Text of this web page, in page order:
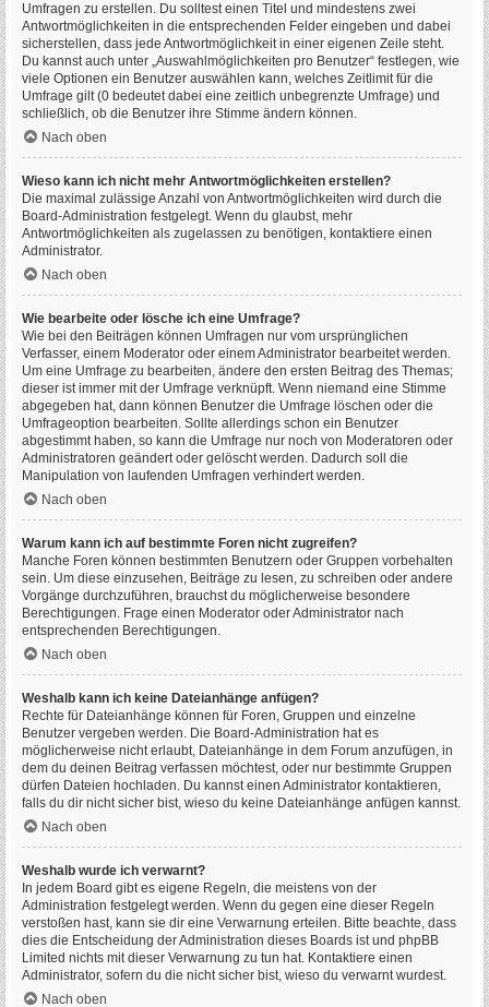
Umfragen zu erstellen. Du solltest einen Titel und mindestens zwei
Antwortmöglichkeiten in die entsprechenden Felder eingeben und dabei
sicherstellen, dass jede Antwortmöglichkeit in einer eigenen Zeile steht.
Du kannst auch unter „Auswahlmöglichkeiten pro Benutzer“ festlegen, wie
viele Optionen ein Benutzer auswählen kann, welches Zeitlimit für die
Umfrage gilt (0 bedeutet dabei eine zeitlich unbegrenzte Umfrage) und
schließlich, ob die Benutzer ihre Stimme ändern können.
Nach oben
Wieso kann ich nicht mehr Antwortmöglichkeiten erstellen?
Die maximal zulässige Anzahl von Antwortmöglichkeiten wird durch die
Board-Administration festgelegt. Wenn du glaubst, mehr
Antwortmöglichkeiten als zugelassen zu benötigen, kontaktiere einen
Administrator.
Nach oben
Wie bearbeite oder lösche ich eine Umfrage?
Wie bei den Beiträgen können Umfragen nur vom ursprünglichen
Verfasser, einem Moderator oder einem Administrator bearbeitet werden.
Um eine Umfrage zu bearbeiten, ändere den ersten Beitrag des Themas;
dieser ist immer mit der Umfrage verknüpft. Wenn niemand eine Stimme
abgegeben hat, dann können Benutzer die Umfrage löschen oder die
Umfrageoption bearbeiten. Sollte allerdings schon ein Benutzer
abgestimmt haben, so kann die Umfrage nur noch von Moderatoren oder
Administratoren geändert oder gelöscht werden. Dadurch soll die
Manipulation von laufenden Umfragen verhindert werden.
Nach oben
Warum kann ich auf bestimmte Foren nicht zugreifen?
Manche Foren können bestimmten Benutzern oder Gruppen vorbehalten
sein. Um diese einzusehen, Beiträge zu lesen, zu schreiben oder andere
Vorgänge durchzuführen, brauchst du möglicherweise besondere
Berechtigungen. Frage einen Moderator oder Administrator nach
entsprechenden Berechtigungen.
Nach oben
Weshalb kann ich keine Dateianhänge anfügen?
Rechte für Dateianhänge können für Foren, Gruppen und einzelne
Benutzer vergeben werden. Die Board-Administration hat es
möglicherweise nicht erlaubt, Dateianhänge in dem Forum anzufügen, in
dem du deinen Beitrag verfassen möchtest, oder nur bestimmte Gruppen
dürfen Dateien hochladen. Du kannst einen Administrator kontaktieren,
falls du dir nicht sicher bist, wieso du keine Dateianhänge anfügen kannst.
Nach oben
Weshalb wurde ich verwarnt?
In jedem Board gibt es eigene Regeln, die meistens von der
Administration festgelegt werden. Wenn du gegen eine dieser Regeln
verstoßen hast, kann sie dir eine Verwarnung erteilen. Bitte beachte, dass
dies die Entscheidung der Administration dieses Boards ist und phpBB
Limited nichts mit dieser Verwarnung zu tun hat. Kontaktiere einen
Administrator, sofern du die nicht sicher bist, wieso du verwarnt wurdest.
Nach oben